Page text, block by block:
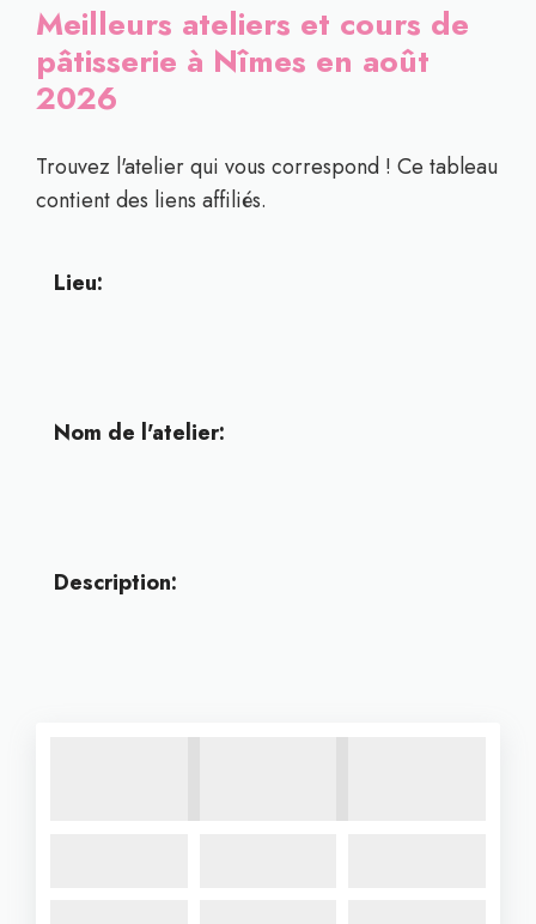
Meilleurs ateliers et cours de
pâtisserie à Nîmes en août
2026
Trouvez l'atelier qui vous correspond ! Ce tableau
contient des liens affiliés.
Lieu:
Nom de l'atelier:
Description: